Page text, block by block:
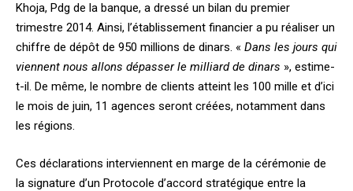
Khoja, Pdg de la banque, a dressé un bilan du premier
trimestre 2014. Ainsi, l’établissement financier a pu réaliser un
chiffre de dépôt de 950 millions de dinars. « Dans les jours qui
viennent nous allons dépasser le milliard de dinars », estime-
t-il. De même, le nombre de clients atteint les 100 mille et d’ici
le mois de juin, 11 agences seront créées, notamment dans
les régions.
Ces déclarations interviennent en marge de la cérémonie de
la signature d’un Protocole d’accord stratégique entre la